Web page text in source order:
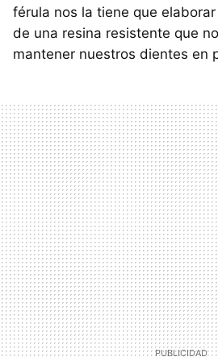
férula nos la tiene que
de una resina resistente que
mantener nuestros dientes en